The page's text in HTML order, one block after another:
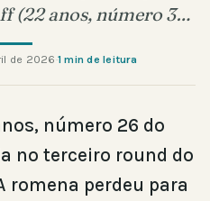
(22 anos, número 3…
de 2026·1 min de leitura
número 26 do
no terceiro round do
romena perdeu para